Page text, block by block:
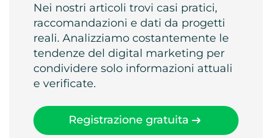
Nei nostri articoli trovi casi pratici,
raccomandazioni e dati da progetti
reali. Analizziamo costantemente le
tendenze del digital marketing per
condividere solo informazioni attuali
e verificate.
Registrazione gratuita